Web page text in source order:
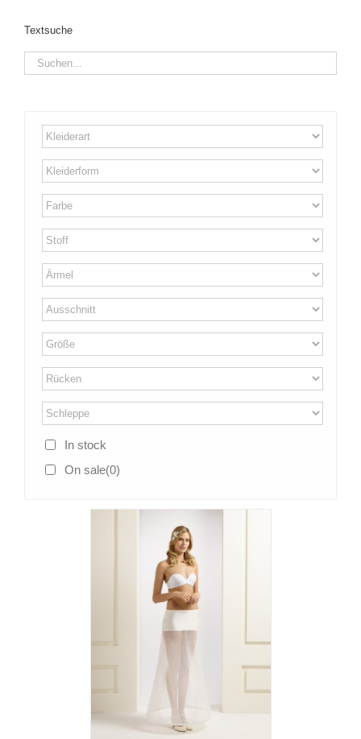
In stock
On sale(0)
Textsuche